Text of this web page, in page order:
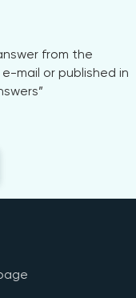
from the
mail or published in